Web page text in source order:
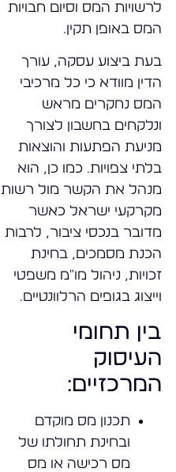
לרשויות המס וסיום חבויות
המס באופן תקין.
בעת ביצוע עסקה, עורך
הדין מוודא כי כל מרכיבי
המס נחקרים מראש
ונלקחים בחשבון לצורך
מניעת הפתעות והוצאות
בלתי צפויות. כמו כן, הוא
מנהל את הקשר מול רשות
מקרקעי ישראל כאשר
מדובר בנכסי ציבור, לרבות
הכנת מסמכים, בחינת
זכויות, ניהול מו"מ משפטי
וייצוג בגופים הרלוונטיים.
בין תחומי
העיסוק
המרכזיים:
תכנון מס מוקדם
ובחינת תחולתו של
מס רכישה או מס